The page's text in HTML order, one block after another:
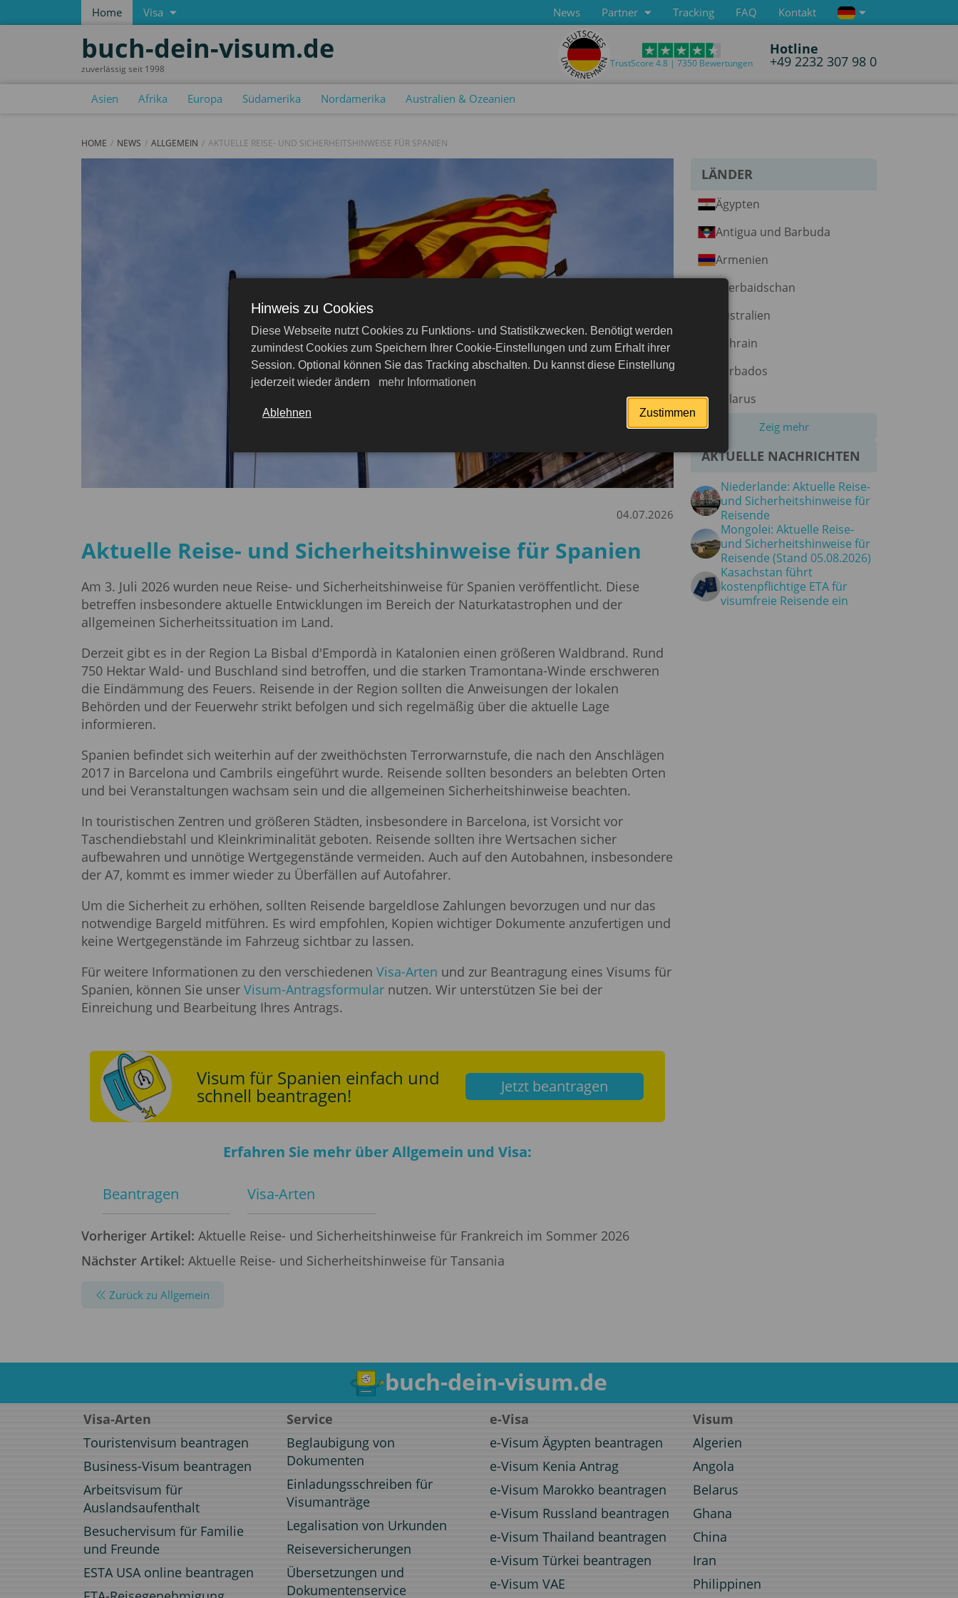
Home Visa News Partner Tracking FAQ Kontakt
buch-dein-visum.de
zuverlässig seit 1998 TrustScore 4.8 | 7350 Bewertungen
Hotline
+49 2232 307 98 0
Asien Afrika Europa Südamerika Nordamerika Australien & Ozeanien
HOME NEWS ALLGEMEIN AKTUELLE REISE- UND SICHERHEITSHINWEISE FÜR SPANIEN
04.07.2026
Aktuelle Reise- und Sicherheitshinweise für Spanien
Am 3. Juli 2026 wurden neue Reise- und Sicherheitshinweise für Spanien veröffentlicht. Diese
betreffen insbesondere aktuelle Entwicklungen im Bereich der Naturkatastrophen und der
allgemeinen Sicherheitssituation im Land.
Derzeit gibt es in der Region La Bisbal d'Empordà in Katalonien einen größeren Waldbrand. Rund
750 Hektar Wald- und Buschland sind betroffen, und die starken Tramontana-Winde erschweren
die Eindämmung des Feuers. Reisende in der Region sollten die Anweisungen der lokalen
Behörden und der Feuerwehr strikt befolgen und sich regelmäßig über die aktuelle Lage
informieren.
Spanien befindet sich weiterhin auf der zweithöchsten Terrorwarnstufe, die nach den Anschlägen
2017 in Barcelona und Cambrils eingeführt wurde. Reisende sollten besonders an belebten Orten
und bei Veranstaltungen wachsam sein und die allgemeinen Sicherheitshinweise beachten.
In touristischen Zentren und größeren Städten, insbesondere in Barcelona, ist Vorsicht vor
Taschendiebstahl und Kleinkriminalität geboten. Reisende sollten ihre Wertsachen sicher
aufbewahren und unnötige Wertgegenstände vermeiden. Auch auf den Autobahnen, insbesondere
der A7, kommt es immer wieder zu Überfällen auf Autofahrer.
Um die Sicherheit zu erhöhen, sollten Reisende bargeldlose Zahlungen bevorzugen und nur das
notwendige Bargeld mitführen. Es wird empfohlen, Kopien wichtiger Dokumente anzufertigen und
keine Wertgegenstände im Fahrzeug sichtbar zu lassen.
Für weitere Informationen zu den verschiedenen Visa-Arten und zur Beantragung eines Visums für
Spanien, können Sie unser Visum-Antragsformular nutzen. Wir unterstützen Sie bei der
Einreichung und Bearbeitung Ihres Antrags.
Visum für Spanien einfach und
schnell beantragen! Jetzt beantragen
Erfahren Sie mehr über Allgemein und Visa:
Beantragen Visa-Arten
Vorheriger Artikel: Aktuelle Reise- und Sicherheitshinweise für Frankreich im Sommer 2026
Nächster Artikel: Aktuelle Reise- und Sicherheitshinweise für Tansania
Zurück zu Allgemein
LÄNDER
Ägypten
Antigua und Barbuda
Armenien
Aserbaidschan
Australien
Bahrain
Barbados
Belarus
Zeig mehr
AKTUELLE NACHRICHTEN
Niederlande: Aktuelle Reise-
und Sicherheitshinweise für
Reisende
Mongolei: Aktuelle Reise-
und Sicherheitshinweise für
Reisende (Stand 05.08.2026)
Kasachstan führt
kostenpflichtige ETA für
visumfreie Reisende ein
buch-dein-visum.de
Visa-Arten
Touristenvisum beantragen
Business-Visum beantragen
Arbeitsvisum für
Auslandsaufenthalt
Besuchervisum für Familie
und Freunde
ESTA USA online beantragen
Service
Beglaubigung von
Dokumenten
Einladungsschreiben für
Visumanträge
Legalisation von Urkunden
Reiseversicherungen
Übersetzungen und
Dokumentenservice
e-Visa
e-Visum Ägypten beantragen
e-Visum Kenia Antrag
e-Visum Marokko beantragen
e-Visum Russland beantragen
e-Visum Thailand beantragen
e-Visum Türkei beantragen
e-Visum VAE
Visum
Algerien
Angola
Belarus
Ghana
China
Iran
Philippinen
Hinweis zu Cookies
Diese Webseite nutzt Cookies zu Funktions- und Statistikzwecken. Benötigt werden
zumindest Cookies zum Speichern Ihrer Cookie-Einstellungen und zum Erhalt ihrer
Session. Optional können Sie das Tracking abschalten. Du kannst diese Einstellung
jederzeit wieder ändern
mehr Informationen
Ablehnen Zustimmen